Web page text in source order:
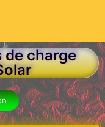
de charge